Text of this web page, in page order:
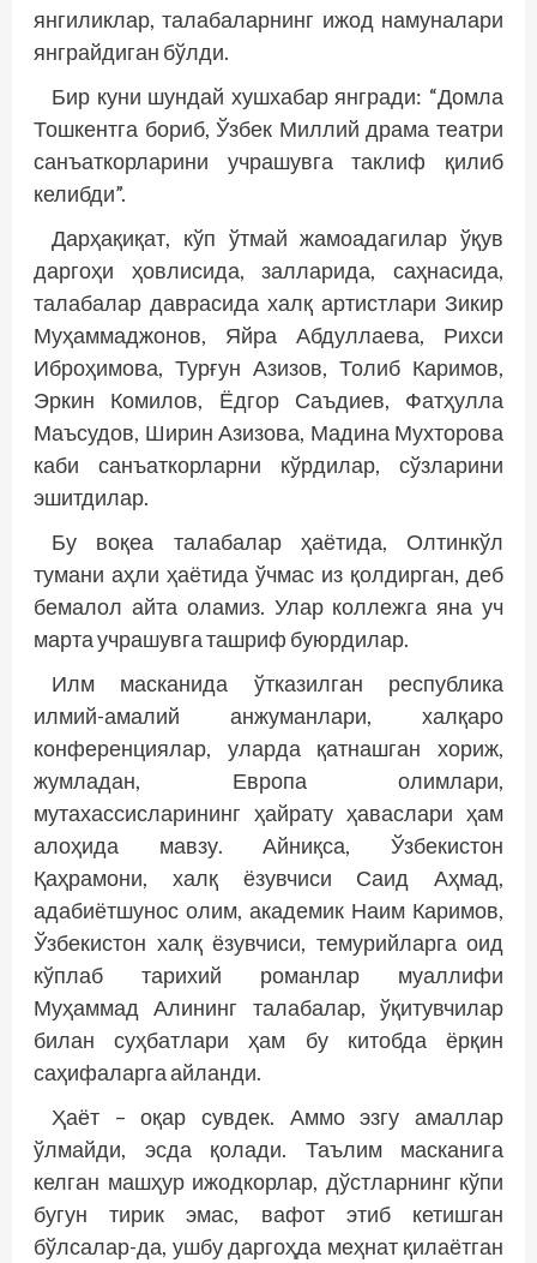
янгиликлар, талабаларнинг ижод намуналари
янграйдиган бўлди.
Бир куни шундай хушхабар янгради: “Домла
Тошкентга бориб, Ўзбек Миллий драма театри
санъаткорларини учрашувга таклиф қилиб
келибди”.
Дарҳақиқат, кўп ўтмай жамоадагилар ўқув
даргоҳи ҳовлисида, залларида, саҳнасида,
талабалар даврасида халқ артистлари Зикир
Муҳаммаджонов, Яйра Абдуллаева, Рихси
Иброҳимова, Турғун Азизов, Толиб Каримов,
Эркин Комилов, Ёдгор Саъдиев, Фатҳулла
Маъсудов, Ширин Азизова, Мадина Мухторова
каби санъаткорларни кўрдилар, сўзларини
эшитдилар.
Бу воқеа талабалар ҳаётида, Олтинкўл
тумани аҳли ҳаётида ўчмас из қолдирган, деб
бемалол айта оламиз. Улар коллежга яна уч
марта учрашувга ташриф буюрдилар.
Илм масканида ўтказилган республика
илмий-амалий анжуманлари, халқаро
конференциялар, уларда қатнашган хориж,
жумладан, Европа олимлари,
мутахассисларининг ҳайрату ҳаваслари ҳам
алоҳида мавзу. Айниқса, Ўзбекистон
Қаҳрамони, халқ ёзувчиси Саид Аҳмад,
адабиётшунос олим, академик Наим Каримов,
Ўзбекистон халқ ёзувчиси, темурийларга оид
кўплаб тарихий романлар муаллифи
Муҳаммад Алининг талабалар, ўқитувчилар
билан суҳбатлари ҳам бу китобда ёрқин
саҳифаларга айланди.
Ҳаёт – оқар сувдек. Аммо эзгу амаллар
ўлмайди, эсда қолади. Таълим масканига
келган машҳур ижодкорлар, дўстларнинг кўпи
бугун тирик эмас, вафот этиб кетишган
бўлсалар-да, ушбу даргоҳда меҳнат қилаётган